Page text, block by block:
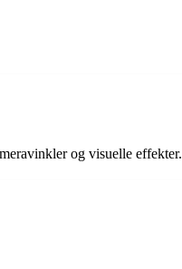
og visuelle effekter.